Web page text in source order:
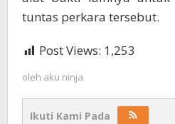
tuntas perkara tersebut.
Post Views: 1,253
oleh aku ninja
Ikuti Kami Pada